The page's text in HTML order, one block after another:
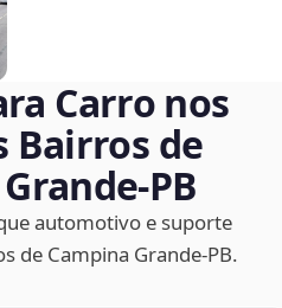
Carro nos
Bairros de
automotivo e suporte
de Campina Grande‑PB.